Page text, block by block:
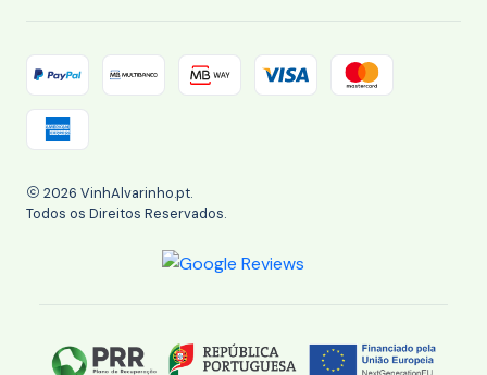
2026 VinhAlvarinho.pt.
Todos os Direitos Reservados.